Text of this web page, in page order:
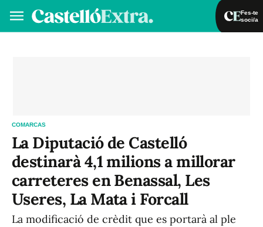
Fes-te
soci/a
COMARCAS
La Diputació de Castelló
destinarà 4,1 milions a millorar
carreteres en Benassal, Les
Useres, La Mata i Forcall
La modificació de crèdit que es portarà al ple